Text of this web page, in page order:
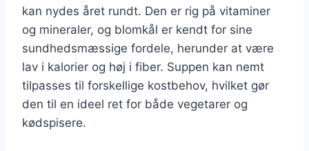
kan nydes året rundt. Den er rig på vitaminer
og mineraler, og blomkål er kendt for sine
sundhedsmæssige fordele, herunder at være
lav i kalorier og høj i fiber. Suppen kan nemt
tilpasses til forskellige kostbehov, hvilket gør
den til en ideel ret for både vegetarer og
kødspisere.